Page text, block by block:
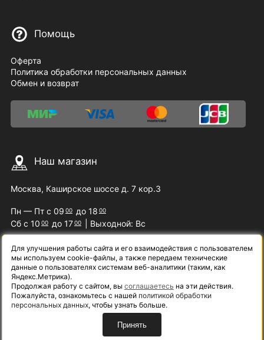
Помощь
Оферта
Политика обработки персональных данных
Обмен и возврат
Наш магазин
Москва, Каширское шоссе д. 7 кор.3
Пн — Пт с 09 00 до 18 00
Сб с 10 00 до 1700 | Выходной: Вс
Наши контакты
8 (800) 200-09-07
info@samelectro.ru
Для улучшения работы сайта и его взаимодействия с пользователем
мы используем cookie-файлы, а также передаем технические
данные о пользователях системам веб-аналитики (таким, как
Яндекс.Метрика).
Продолжая работу с сайтом, вы соглашаетесь на эти действия.
Пожалуйста, ознакомьтесь с нашей политикой обработки
персональных данных, чтобы узнать больше.
Принять